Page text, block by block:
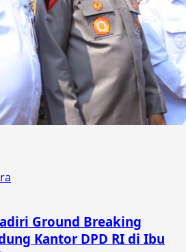
Ground Breaking
Kantor DPD RI di Ibu